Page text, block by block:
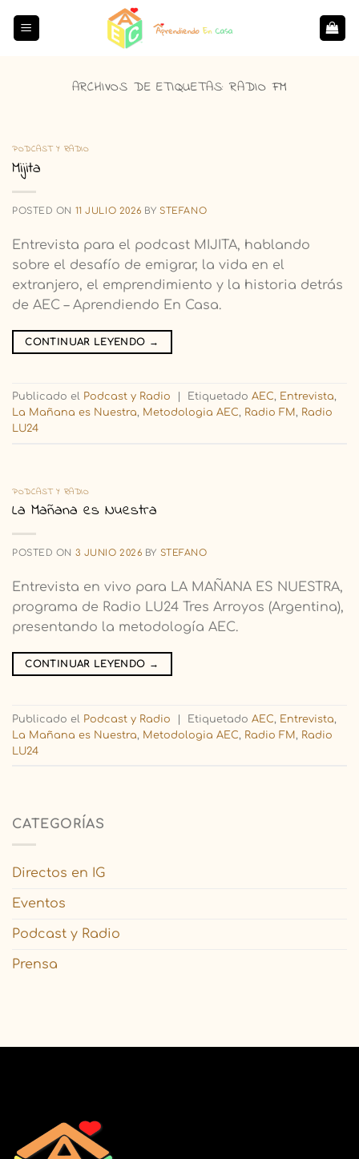
ARCHIVOS DE ETIQUETAS: RADIO FM
PODCAST Y RADIO
Mijita
POSTED ON 11 JULIO 2026 BYSTEFANO
Entrevista para el podcast MIJITA, hablando
sobre el desafío de emigrar, la vida en el
extranjero, el emprendimiento y la historia detrás
de AEC – Aprendiendo En Casa.
CONTINUAR LEYENDO →
Publicado el Podcast y Radio Etiquetado AEC, Entrevista,
La Mañana es Nuestra, Metodologia AEC, Radio FM, Radio
LU24
PODCAST Y RADIO
La Mañana es Nuestra
POSTED ON 3 JUNIO 2026 BY STEFANO
Entrevista en vivo para LA MAÑANA ES NUESTRA,
programa de Radio LU24 Tres Arroyos (Argentina),
presentando la metodología AEC.
CONTINUAR LEYENDO →
Publicado el Podcast y Radio Etiquetado AEC, Entrevista,
La Mañana es Nuestra, Metodologia AEC, Radio FM , Radio
LU24
CATEGORÍAS
Directos en IG
Eventos
Podcast y Radio
Prensa